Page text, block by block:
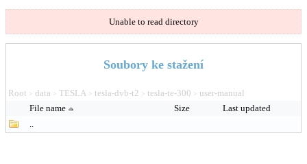
Unable to read directory
Soubory ke stažení
Root > data > TESLA > tesla-dvb-t2 > tesla-te-300 > user-manual
File name
Size
Last updated
..